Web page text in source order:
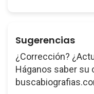
Sugerencias
¿Corrección?
Háganos saber su